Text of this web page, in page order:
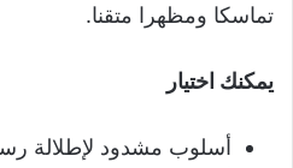
تماسكا ومظهرا متقنا.
يمكنك اختيار
أسلوب مشدود لإطلالة